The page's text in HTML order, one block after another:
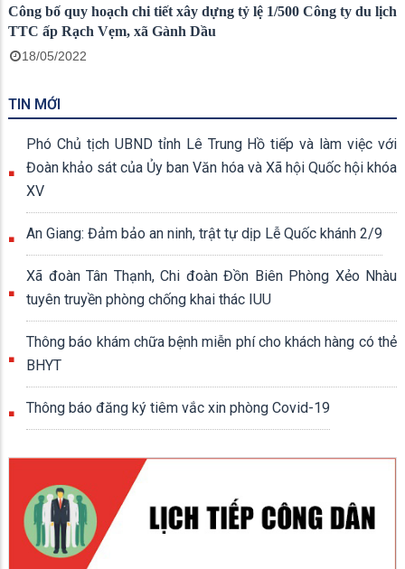
Công bố quy hoạch chi tiết xây dựng tỷ lệ 1/500 Công ty du lịch
TTC ấp Rạch Vẹm, xã Gành Dầu
18/05/2022
TIN MỚI
Phó Chủ tịch UBND tỉnh Lê Trung Hồ tiếp và làm việc với
Đoàn khảo sát của Ủy ban Văn hóa và Xã hội Quốc hội khóa
XV
An Giang: Đảm bảo an ninh, trật tự dịp Lễ Quốc khánh 2/9
Xã đoàn Tân Thạnh, Chi đoàn Đồn Biên Phòng Xẻo Nhàu
tuyên truyền phòng chống khai thác IUU
Thông báo khám chữa bệnh miễn phí cho khách hàng có thẻ
BHYT
Thông báo đăng ký tiêm vắc xin phòng Covid-19